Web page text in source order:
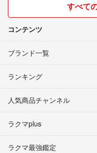
すべて
コンテンツ
ブランド一覧
ランキング
人気商品チャンネル
ラクマplus
ラクマ最強鑑定